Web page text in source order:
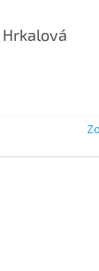
je 5 z 5